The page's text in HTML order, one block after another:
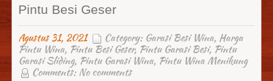
Pintu Besi Geser
Agustus 31, 2021 Category: Garasi Besi Wina, Harga
Pintu Wina, Pintu Besi Geser, Pintu Garasi Besi, Pintu
Garasi Sliding, Pintu Garasi Wina, Pintu Wina Menikung
Comments: No comments